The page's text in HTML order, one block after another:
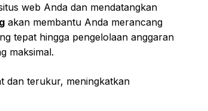
web Anda dan mendatangkan
akan membantu Anda merancang
tepat hingga pengelolaan anggaran
maksimal.
dan terukur, meningkatkan